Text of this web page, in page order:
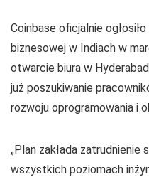
Coinbase oficjalnie
biznesowej w Indiach w
otwarcie biura w
już poszukiwanie
rozwoju oprogramowania i
„Plan zakłada
wszystkich poziomach